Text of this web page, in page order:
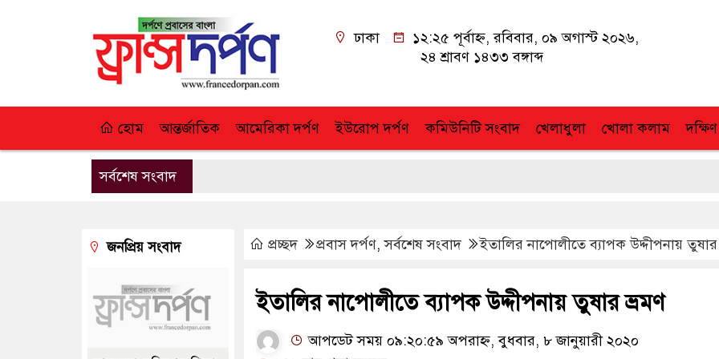
ঢাকা
১২:২৫ পূর্বাহ্ন, রবিবার, ০৯ অগাস্ট ২০২৬,
২৪ শ্রাবণ ১৪৩৩ বঙ্গাব্দ
হোম আন্তর্জাতিক আমেরিকা দর্পণ ইউরোপ দর্পণ কমিউনিটি সংবাদ খেলাধুলা খোলা কলাম
সর্বশেষ সংবাদ
প্রচ্ছদ প্রবাস দর্পণ,সর্বশেষ সংবাদ ইতালির নাপোলীতে ব্যাপক উদ্দীপনায় তুষার
ইতালির নাপোলীতে ব্যাপক উদ্দীপনায় তুষার ভ্রমণ
আপডেট সময় ০৯:২০:৫৯ অপরাহ্ন, বুধবার, ৮ জানুয়ারী ২০২০
জনপ্রিয় সংবাদ